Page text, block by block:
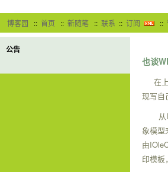
博客园 :: 首页 :: 新随笔 :: 联系 :: 订阅 ::
公告
也谈
在
现写自
从
象模型
由
印模板